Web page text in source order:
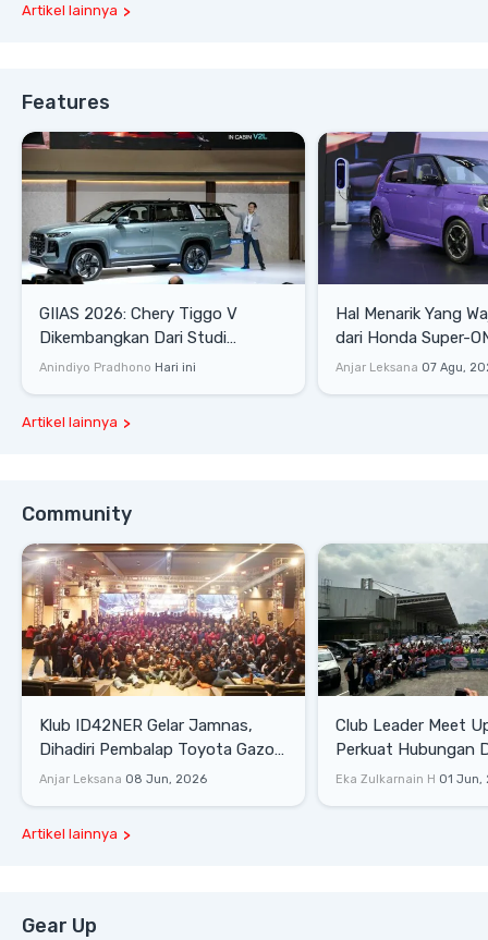
Artikel lainnya
Features
GIIAS 2026: Chery Tiggo V
Dikembangkan Dari Studi
Komprehensif di Indonesia
Anindiyo Pradhono Hari ini
Hal Menarik Yang
dari Honda Super-ONE
Harga
Anjar Leksana 07 Agu,
Artikel lainnya
Community
Klub ID42NER Gelar Jamnas,
Dihadiri Pembalap Toyota Gazoo
Racing
Anjar Leksana 08 Jun, 2026
Club Leader Meet
Perkuat Hubungan
Dengan Komunitas
Eka Zulkarnain H 01 Jun,
Artikel lainnya
Gear Up